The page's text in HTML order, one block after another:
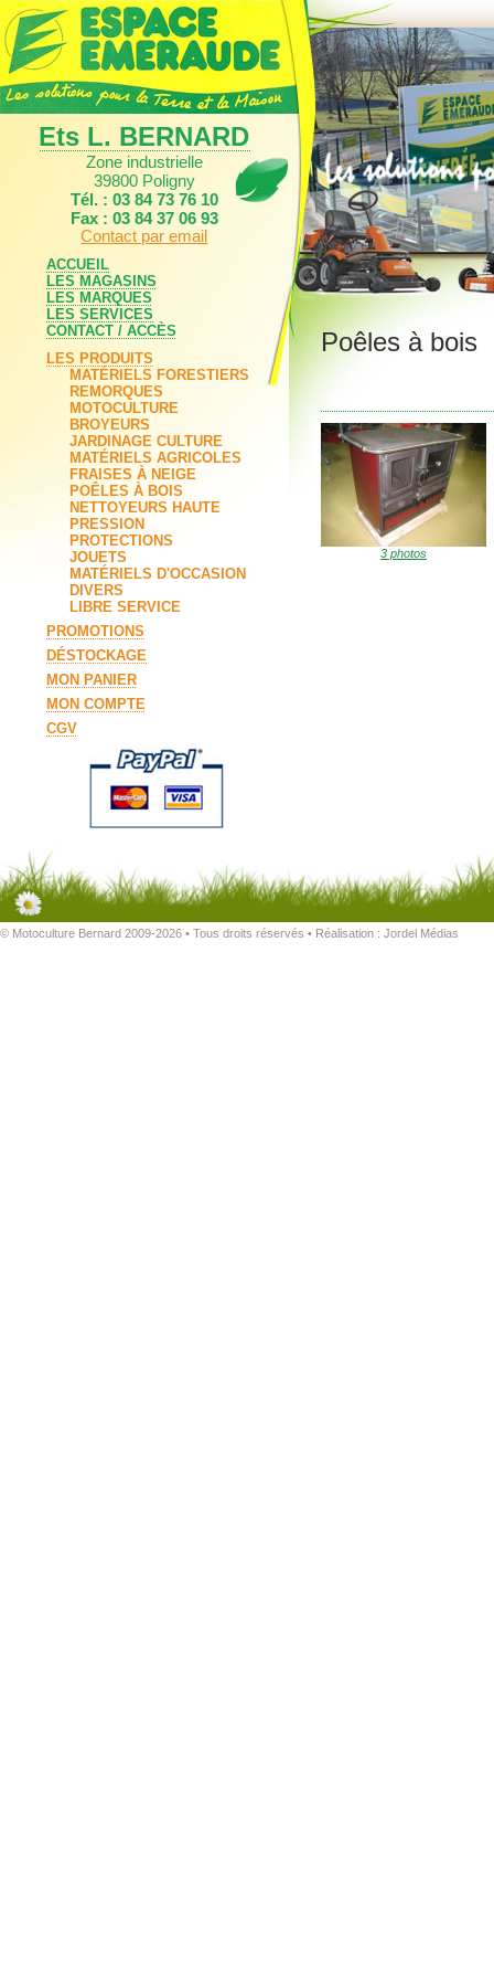
Ets L. BERNARD
Zone industrielle
39800 Poligny
Tél. : 03 84 73 76 10
Fax : 03 84 37 06 93
Contact par email
ACCUEIL
LES MAGASINS
LES MARQUES
LES SERVICES
CONTACT / ACCÈS
LES PRODUITS
MATÉRIELS FORESTIERS
REMORQUES
MOTOCULTURE
BROYEURS
JARDINAGE CULTURE
MATÉRIELS AGRICOLES
FRAISES À NEIGE
POÊLES À BOIS
NETTOYEURS HAUTE
PRESSION
PROTECTIONS
JOUETS
MATÉRIELS D'OCCASION
DIVERS
LIBRE SERVICE
PROMOTIONS
DÉSTOCKAGE
MON PANIER
MON COMPTE
CGV
Poêles à bois
3 photos
© Motoculture Bernard 2009-2026 • Tous droits réservés • Réalisation : Jordel Médias